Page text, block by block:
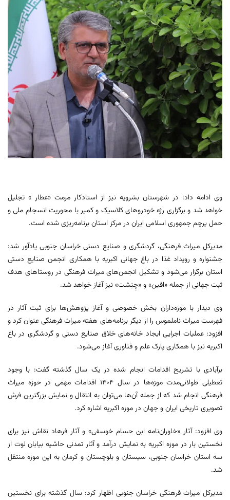
وی ادامه داد: در شهرستان بشرویه نیز از استادکار مرمت «عطار » تجلیل
خواهد شد و برگزاری رژه خودروهای کلاسیک و کمپر با محوریت انسجام ملی و
حمل پرچم جمهوری اسلامی ایران در مرکز استان برنامه‌ریزی شده است.
مدیرکل میراث فرهنگی، گردشگری و صنایع دستی خراسان جنوبی یادآور شد:
جشنواره و رویداد غذا در باغ جهانی اکبریه با همکاری انجمن صنایع دستی
استان برگزار می‌شود و تشکیل انجمن‌های میراث فرهنگی در روستاهای هدف
ثبت جهانی از جمله «افین» و «چِنِشت» نیز آغاز خواهد شد.
وی دیدار با موزه‌داران بخش خصوصی و آغاز پژوهش‌ها برای ثبت آثار در
فهرست میراث ناملموس را از دیگر برنامه‌های هفته میراث فرهنگی عنوان کرد و
افزود: عملیات اجرایی ایجاد خانه‌های خلاق صنایع دستی و گردشگری در باغ
اکبریه نیز با همکاری پارک علم و فناوری آغاز می‌شود.
برآبادی با تشریح اقدامات انجام شده در یک سال گذشته گفت: با وجود
تعطیلی طولانی‌مدت موزه‌ها در سال ۱۴۰۴ اقدامات مهمی در حوزه میراث
فرهنگی انجام شد که از جمله آن‌ها می‌توان به انتقال و نمایش بزرگترین فرش
تصویری تاریخی ایران و جهان در موزه اکبریه اشاره کرد.
وی افزود: آثار «خاوران‌نامه ابن حسام خوسفی» و آثار فرهاد نقاش نیز برای
نخستین بار در موزه اکبریه به نمایش درآمد و آثار تمدنی حاشیه بیابان لوت از
سه استان خراسان جنوبی، سیستان و بلوچستان و کرمان به این موزه منتقل
شد.
مدیرکل میراث فرهنگی خراسان جنوبی اظهار کرد: سال گذشته برای نخستین